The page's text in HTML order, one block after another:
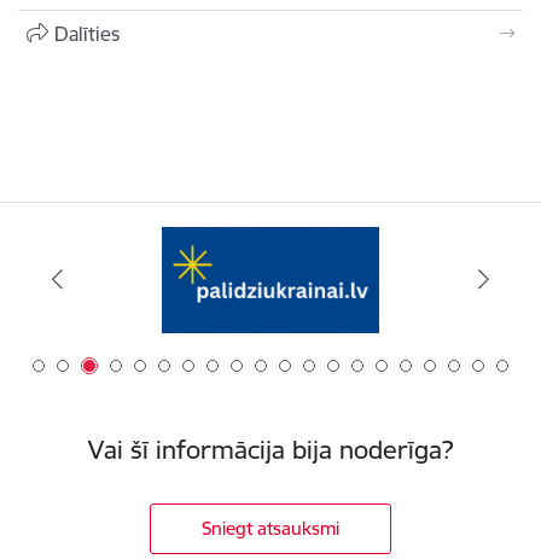
Dalīties
Vai šī informācija bija noderīga?
Sniegt atsauksmi